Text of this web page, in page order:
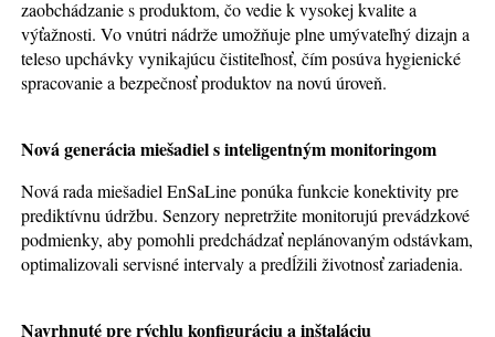
zaobchádzanie s produktom, čo vedie k vysokej kvalite a
výťažnosti. Vo vnútri nádrže umožňuje plne umývateľný dizajn a
teleso upchávky vynikajúcu čistiteľnosť, čím posúva hygienické
spracovanie a bezpečnosť produktov na novú úroveň.
Nová generácia miešadiel s inteligentným monitoringom
Nová rada miešadiel EnSaLine ponúka funkcie konektivity pre
prediktívnu údržbu. Senzory nepretržite monitorujú prevádzkové
podmienky, aby pomohli predchádzať neplánovaným odstávkam,
optimalizovali servisné intervaly a predĺžili životnosť zariadenia.
Navrhnuté pre rýchlu konfiguráciu a inštaláciu